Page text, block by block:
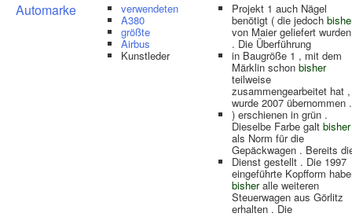
Automarke verwendeten
A380
größte
Airbus
Kunstleder
Projekt 1 auch Nägel
benötigt ( die jedoch
von Maier geliefert
. Die Überführung
in Baugröße 1 , mit dem
Märklin schon bisher
teilweise
zusammengearbeitet hat ,
wurde 2007 übernommen .
) erschienen in grün .
Dieselbe Farbe galt bisher
als Norm für die
Gepäckwagen . Bereits
Dienst gestellt . Die 1997
eingeführte Kopfform
bisheralle weiteren
Steuerwagen aus Görlitz
erhalten . Die